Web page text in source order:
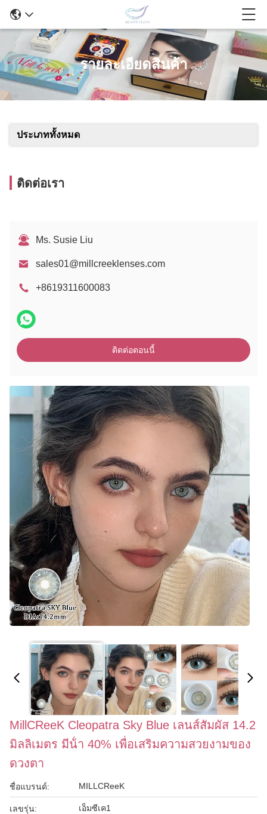
รายละเอียดสินค้า
ประเภททั้งหมด
ติดต่อเรา
Ms. Susie Liu
sales01@millcreeklenses.com
+8619311600083
ติดต่อตอนนี้
MillCReeK Cleopatra Sky Blue เลนส์สัมผัส 14.2
มิลลิเมตร มีน้ํา 40% เพื่อเสริมความสวยงามของ
ดวงตา
ชื่อแบรนด์: MILLCReeK
เลขรุ่น: เอ็มซีเค1